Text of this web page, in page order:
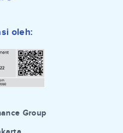
oleh:
Group